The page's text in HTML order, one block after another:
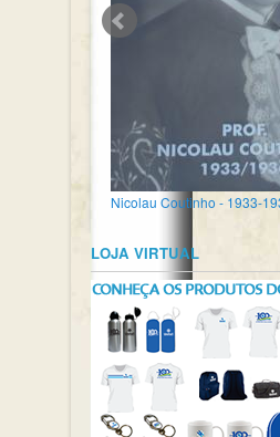
Nicolau Coutinho - 1933-
LOJA VIRTUAL